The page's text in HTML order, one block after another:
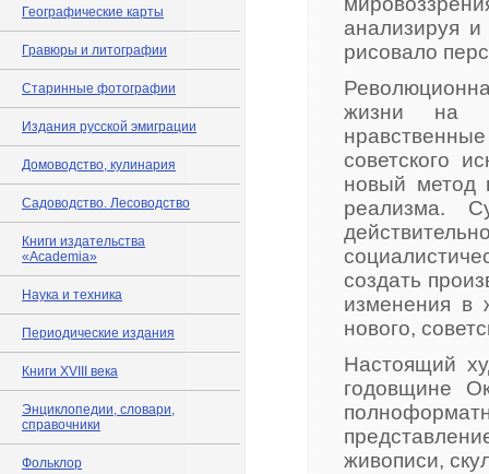
Географические карты
Гравюры и литографии
Старинные фотографии
Издания русской эмиграции
Домоводство, кулинария
Садоводство. Лесоводство
Книги издательства
«Academia»
Наука и техника
Периодические издания
Книги XVIII века
Энциклопедии, словари,
справочники
Фольклор
анализируя
рисовало
жизни на
советского
новый метод
реализма.
создать
изменения в
нового,
Настоящий
годовщине
живописи,